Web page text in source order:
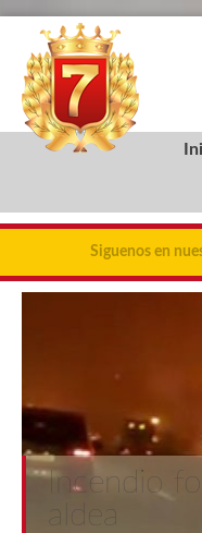
Siguenos en
Incendio
aldea